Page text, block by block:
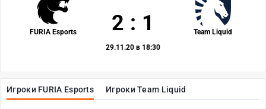
Игроки FURIA Esports Игроки Team Liquid
FURIA Esports Team Liquid
2 : 1
29.11.20 в 18:30